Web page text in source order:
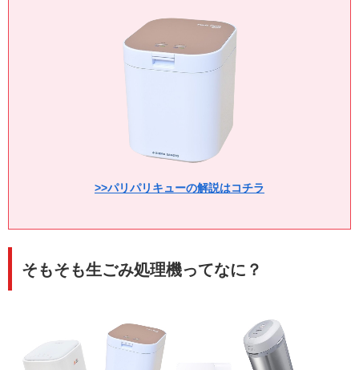
>>パリパリキューの解説はコチラ
そもそも生ごみ処理機ってなに？